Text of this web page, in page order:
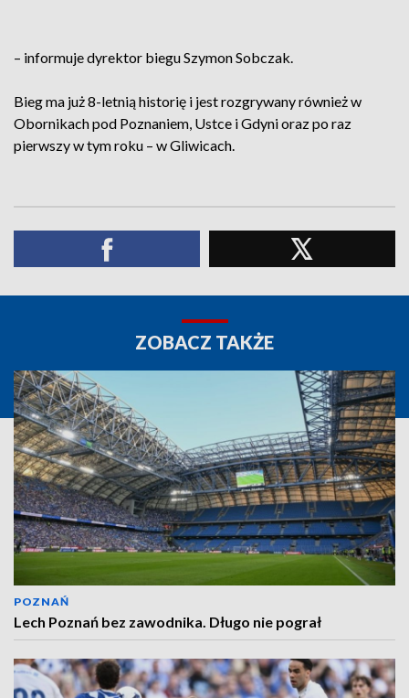
– informuje dyrektor biegu Szymon Sobczak.
Bieg ma już 8-letnią historię i jest rozgrywany również w
Obornikach pod Poznaniem, Ustce i Gdyni oraz po raz
pierwszy w tym roku – w Gliwicach.
ZOBACZ TAKŻE
POZNAŃ
Lech Poznań bez zawodnika. Długo nie pograł